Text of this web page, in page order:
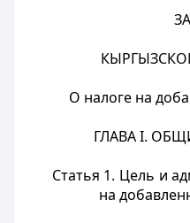
О налоге на
ГЛАВА I.
Статья 1. Цель и
на